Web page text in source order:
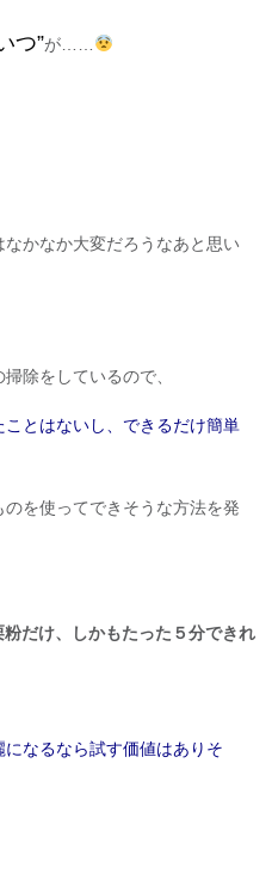
つ”が……
かなか大変だろうなあと思い
除をしているので、
ことはないし、できるだけ簡単
を使ってできそうな方法を発
だけ、しかもたった５分できれ
になるなら試す価値はありそ